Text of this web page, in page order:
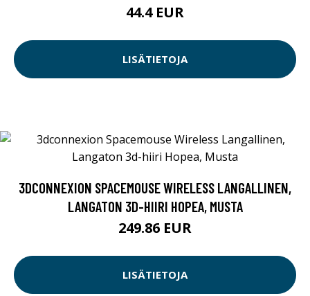
44.4 EUR
LISÄTIETOJA
3DCONNEXION SPACEMOUSE WIRELESS LANGALLINEN,
LANGATON 3D-HIIRI HOPEA, MUSTA
249.86 EUR
LISÄTIETOJA